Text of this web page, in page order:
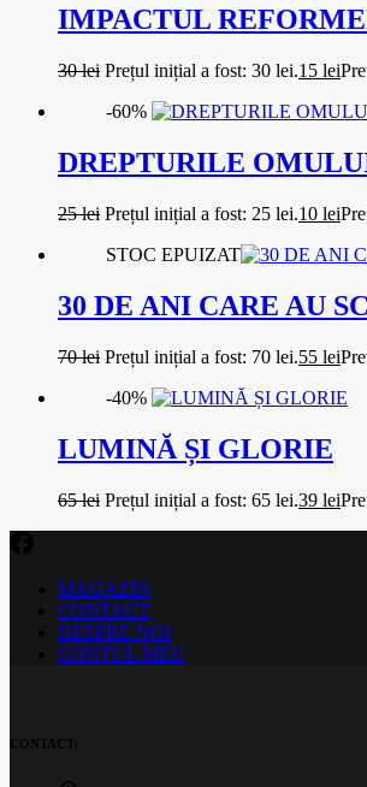
IMPACTUL
30lei Prețul inițial a fost: 30 lei.15 lei
-60%
DREPTURILE
25lei Prețul inițial a fost: 25 lei.10 lei
STOC EPUIZAT
30 DE ANI CARE AU
70lei Prețul inițial a fost: 70 lei.55 lei
-40%
LUMINĂ ȘI GLORIE
65lei Prețul inițial a fost: 65 lei.39 lei
MAGAZIN
CONTACT
DESPRE NOI
CONTUL MEU
CONTACT: